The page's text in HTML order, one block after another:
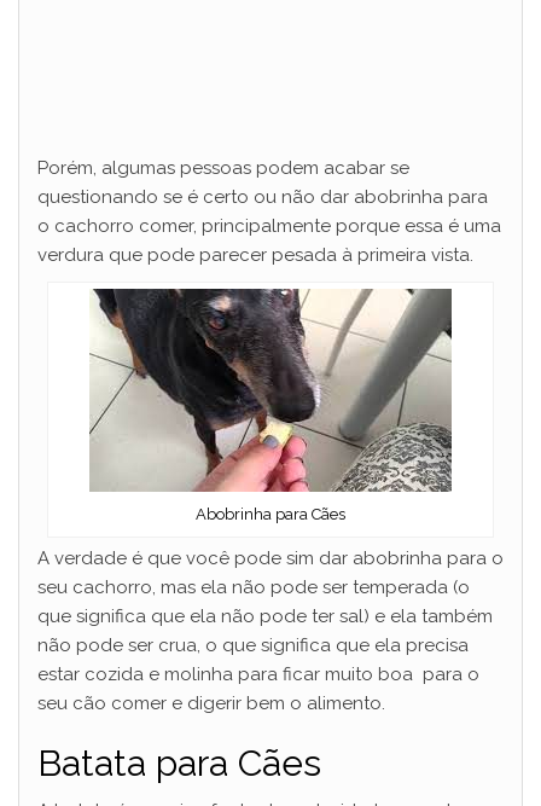
Porém, algumas pessoas podem acabar se
questionando se é certo ou não dar abobrinha para
o cachorro comer, principalmente porque essa é uma
verdura que pode parecer pesada à primeira vista.
Abobrinha para Cães
A verdade é que você pode sim dar abobrinha para o
seu cachorro, mas ela não pode ser temperada (o
que significa que ela não pode ter sal) e ela também
não pode ser crua, o que significa que ela precisa
estar cozida e molinha para ficar muito boa para o
seu cão comer e digerir bem o alimento.
Batata para Cães